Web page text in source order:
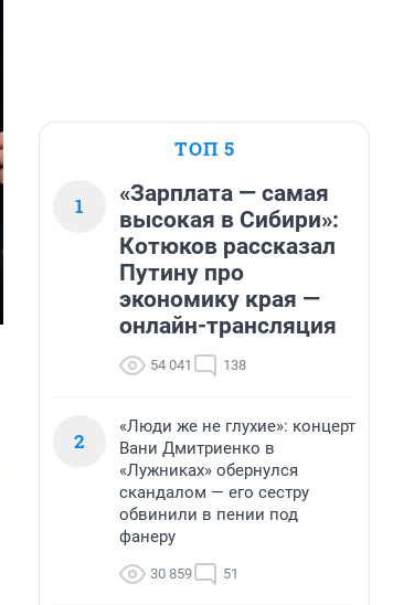
ТОП 5
1
«Зарплата — самая
высокая в Сибири»:
Котюков рассказал
Путину про
экономику края —
онлайн-трансляция
54 041 138
2
«Люди же не глухие»: концерт
Вани Дмитриенко в
«Лужниках» обернулся
скандалом — его сестру
обвинили в пении под
фанеру
30 859 51